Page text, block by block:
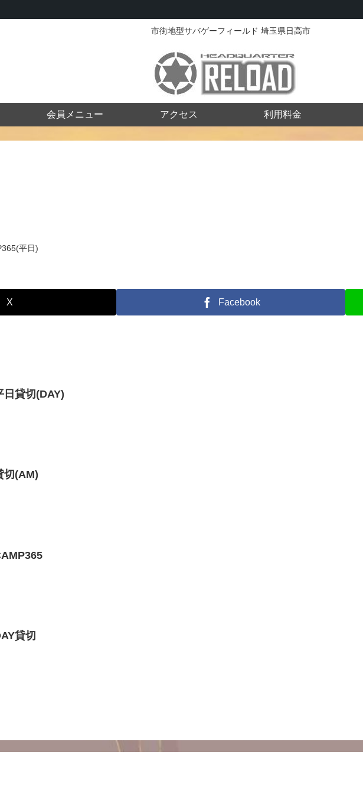
市街地型サバゲーフィールド 埼玉県日高市
会員メニュー アクセス 利用料金
平日)
X Facebook
日貸切(DAY)
切(AM)
貸切